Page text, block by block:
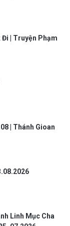
| Truyện Phạm
| Thánh Gioan
Linh Mục Cha